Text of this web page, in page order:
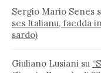
Sergio Mario Senes
ses Italianu, faedda
sardo)
Giuliano Lusiani su